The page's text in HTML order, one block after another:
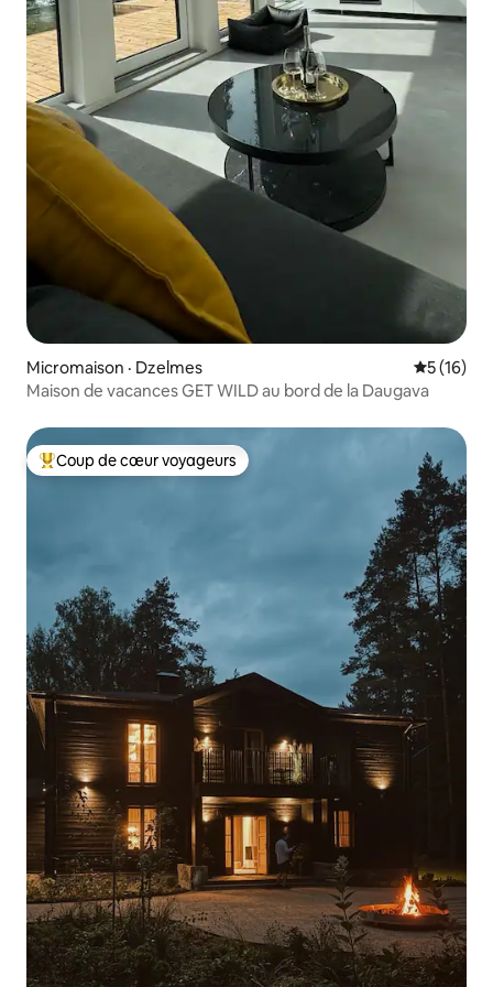
Micromaison · Dzelmes Note
5 (16)
Maison de vacances GET WILD au bord de la Daugava
Coup de cœur voyageurs parmi les plus aimés
Coup de cœur voyageurs